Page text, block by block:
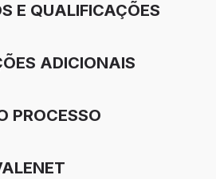
E QUALIFICAÇÕES
ADICIONAIS
PROCESSO